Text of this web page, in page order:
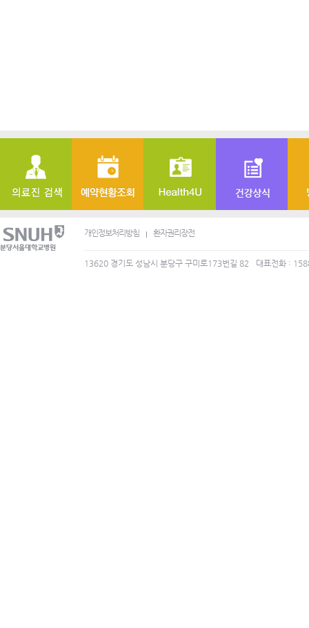
개인정보처리방침 환자권리장전
13620 경기도 성남시 분당구 구미로173번길 82 대표전화 :